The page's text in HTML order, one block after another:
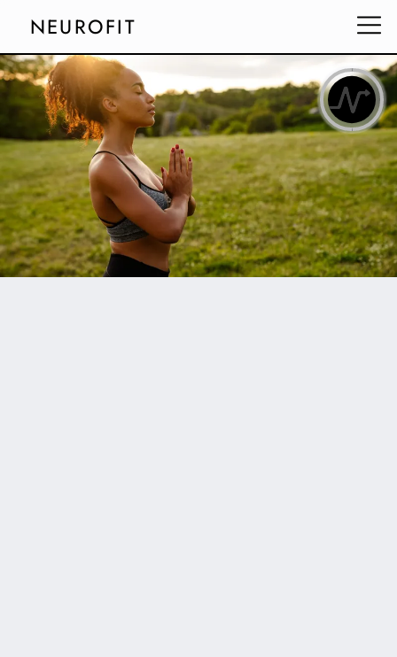
NEUROFIT